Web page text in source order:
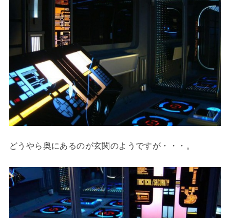
どうやら奥にあるのが玄関のようですが・・・。